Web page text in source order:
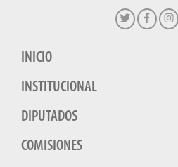
INICIO
INSTITUCIONAL
DIPUTADOS
COMISIONES